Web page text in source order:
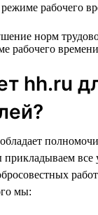
режиме рабочего
hh.ru
прикладываем все
мы: